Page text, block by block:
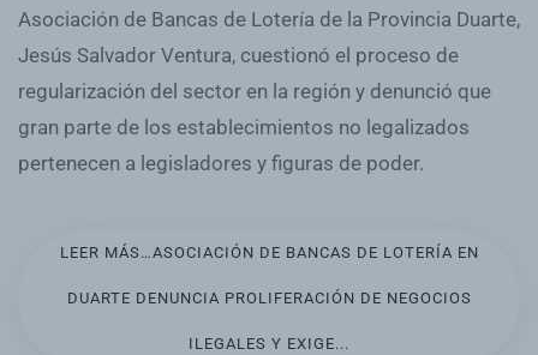
Asociación de Bancas de Lotería de la Provincia Duarte,
Jesús Salvador Ventura, cuestionó el proceso de
regularización del sector en la región y denunció que
gran parte de los establecimientos no legalizados
pertenecen a legisladores y figuras de poder.
LEER MÁS…ASOCIACIÓN DE BANCAS DE LOTERÍA EN
DUARTE DENUNCIA PROLIFERACIÓN DE NEGOCIOS
ILEGALES Y EXIGE...